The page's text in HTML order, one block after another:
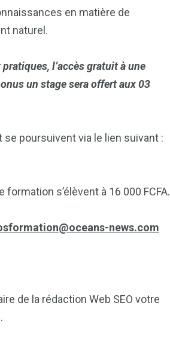
en matière de
naturel.
l’accès gratuit à une
un stage sera offert aux 03
poursuivent via le lien suivant :
s’élèvent à 16 000 FCFA.
news.com
de la rédaction Web SEO votre